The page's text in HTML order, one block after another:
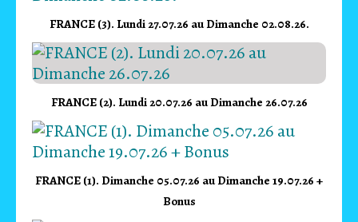
FRANCE (3). Lundi 27.07.26 au Dimanche 02.08.26.
FRANCE (2). Lundi 20.07.26 au Dimanche 26.07.26
FRANCE (1). Dimanche 05.07.26 au Dimanche 19.07.26 +
Bonus